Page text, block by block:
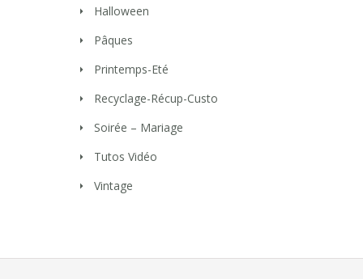
Halloween
Pâques
Printemps-Eté
Recyclage-Récup-Custo
Soirée – Mariage
Tutos Vidéo
Vintage